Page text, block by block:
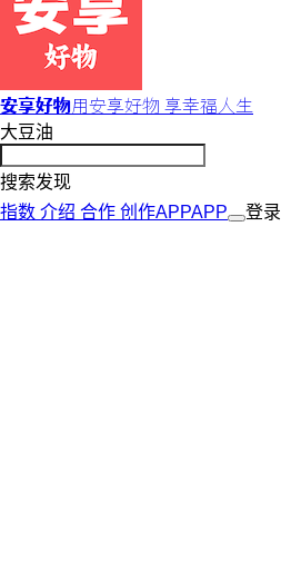
安享好物用安享好物 享幸福人生
大豆油
搜索发现
指数 介绍 合作 创作APPAPP 登录